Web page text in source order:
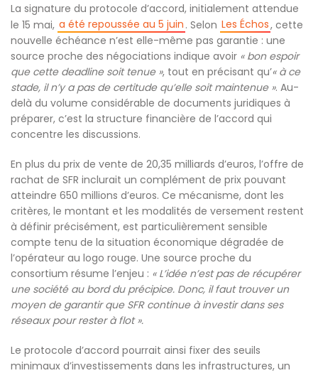
La signature du protocole d’accord, initialement attendue
le 15 mai, a été repoussée au 5 juin . Selon Les Échos, cette
nouvelle échéance n’est elle-même pas garantie : une
source proche des négociations indique avoir « bon espoir
que cette deadline soit tenue », tout en précisant qu’« à ce
stade, il n’y a pas de certitude qu’elle soit maintenue ». Au-
delà du volume considérable de documents juridiques à
préparer, c’est la structure financière de l’accord qui
concentre les discussions.
En plus du prix de vente de 20,35 milliards d’euros, l’offre de
rachat de SFR inclurait un complément de prix pouvant
atteindre 650 millions d’euros. Ce mécanisme, dont les
critères, le montant et les modalités de versement restent
à définir précisément, est particulièrement sensible
compte tenu de la situation économique dégradée de
l’opérateur au logo rouge. Une source proche du
consortium résume l’enjeu : « L’idée n’est pas de récupérer
une société au bord du précipice. Donc, il faut trouver un
moyen de garantir que SFR continue à investir dans ses
réseaux pour rester à flot ».
Le protocole d’accord pourrait ainsi fixer des seuils
minimaux d’investissements dans les infrastructures, un